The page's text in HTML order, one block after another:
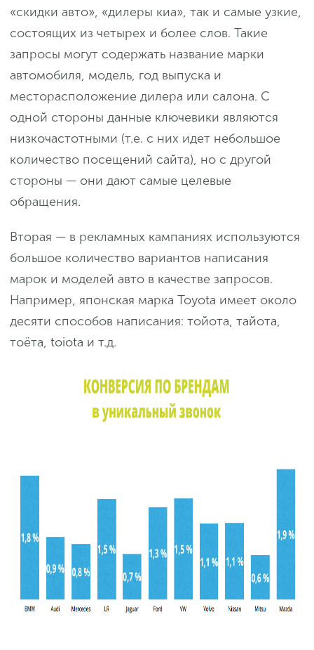
«скидки авто», «дилеры киа», так и самые узкие,
состоящих из четырех и более слов. Такие
запросы могут содержать название марки
автомобиля, модель, год выпуска и
месторасположение дилера или салона. С
одной стороны данные ключевики являются
низкочастотными (т.е. с них идет небольшое
количество посещений сайта), но с другой
стороны — они дают самые целевые
обращения.
Вторая — в рекламных кампаниях используются
большое количество вариантов написания
марок и моделей авто в качестве запросов.
Например, японская марка Toyota имеет около
десяти способов написания: тойота, тайота,
тоёта, toiota и т.д.